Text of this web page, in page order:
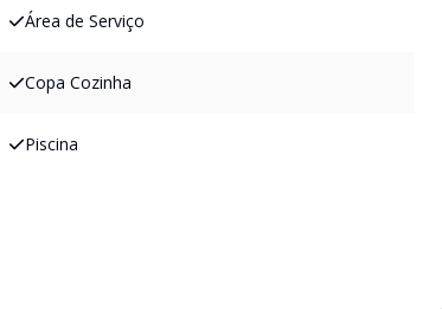
Área de Serviço
Copa Cozinha
Piscina